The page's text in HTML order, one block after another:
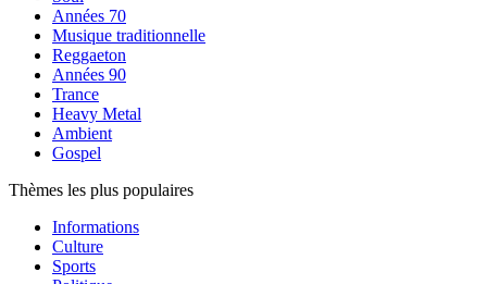
Années 70
Musique traditionnelle
Reggaeton
Années 90
Trance
Heavy Metal
Ambient
Gospel
Thèmes les plus populaires
Informations
Culture
Sports